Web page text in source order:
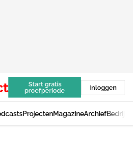
Start gratis
proefperiode
Inloggen
ProjectenMagazineArchief